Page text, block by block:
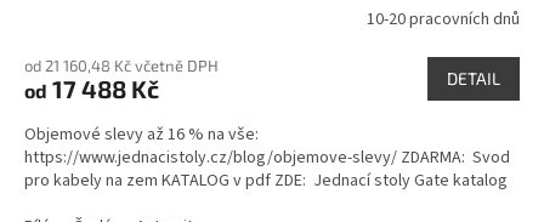
10-20 pracovních dnů
od 21 160,48 Kč včetně DPH
od 17 488 Kč DETAIL
Objemové slevy až 16 % na vše:
https://www.jednacistoly.cz/blog/objemove-slevy/ ZDARMA: Svod
pro kabely na zem KATALOG v pdf ZDE: Jednací stoly Gate katalog